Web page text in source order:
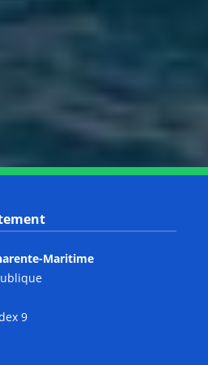
page Facebook
Notre page XNotre page Tiktok
Maritime
9